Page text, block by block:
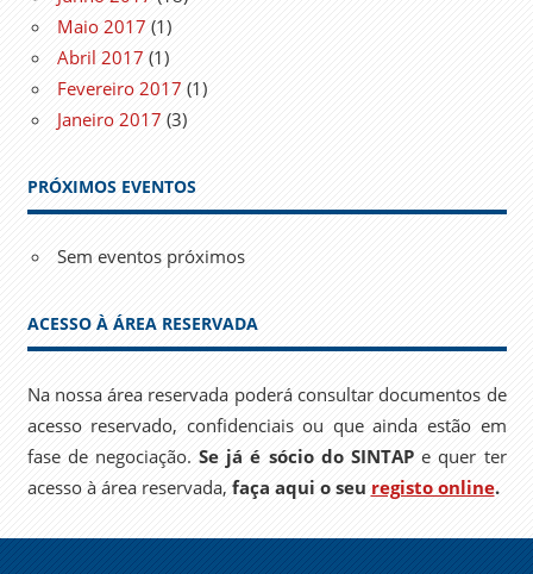
Maio 2017 (1)
Abril 2017 (1)
Fevereiro 2017 (1)
Janeiro 2017 (3)
PRÓXIMOS EVENTOS
Sem eventos próximos
ACESSO À ÁREA RESERVADA
Na nossa área reservada poderá consultar documentos de
acesso reservado, confidenciais ou que ainda estão em
fase de negociação.Se já é sócio do SINTAPe quer ter
acesso à área reservada, faça aqui o seu registo online.